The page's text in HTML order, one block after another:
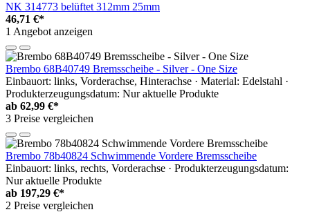
NK 314773 belüftet 312mm 25mm
46,71 €*
1 Angebot anzeigen
Brembo 68B40749 Bremsscheibe - Silver - One Size
Einbauort: links, Vorderachse, Hinterachse · Material: Edelstahl ·
Produkterzeugungsdatum: Nur aktuelle Produkte
ab 62,99 €*
3 Preise vergleichen
Brembo 78b40824 Schwimmende Vordere Bremsscheibe
Einbauort: links, rechts, Vorderachse · Produkterzeugungsdatum:
Nur aktuelle Produkte
ab 197,29 €*
2 Preise vergleichen